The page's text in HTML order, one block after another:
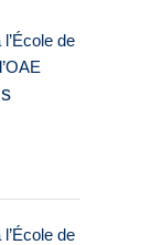
de
de